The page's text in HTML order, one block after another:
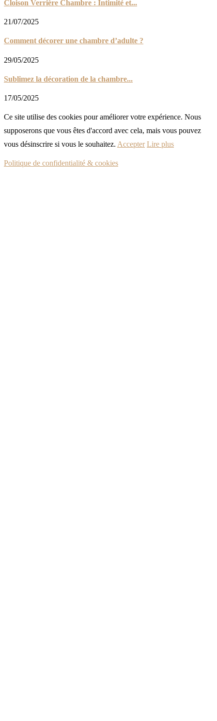
Cloison Verrière Chambre : Intimité et...
21/07/2025
Comment décorer une chambre d’adulte ?
29/05/2025
Sublimez la décoration de la chambre...
17/05/2025
Ce site utilise des cookies pour améliorer votre expérience. Nous
supposerons que vous êtes d'accord avec cela, mais vous pouvez
vous désinscrire si vous le souhaitez. Accepter Lire plus
Politique de confidentialité & cookies